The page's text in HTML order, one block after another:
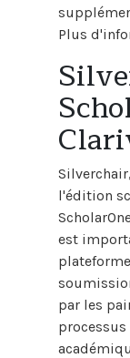
Plus
l'édition
est
par les